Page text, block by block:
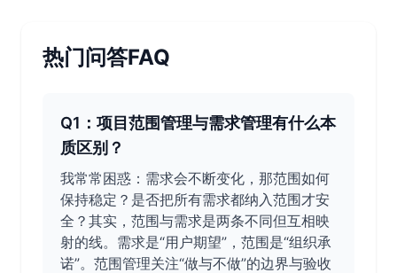
热门问答FAQ
Q1：项目范围管理与需求管理有什么本
质区别？
我常常困惑：需求会不断变化，那范围如何
保持稳定？是否把所有需求都纳入范围才安
全？其实，范围与需求是两条不同但互相映
射的线。需求是“用户期望”，范围是“组织承
诺”。范围管理关注“做与不做”的边界与验收